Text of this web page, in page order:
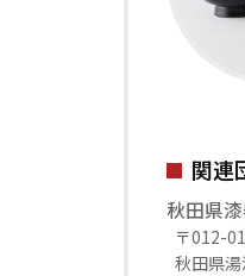
関連
秋田県
〒012-
秋田県